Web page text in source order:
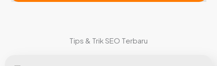
Tips & Trik SEO Terbaru